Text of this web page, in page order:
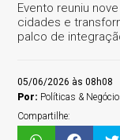
Evento reuniu
cidades e
palco de
05/06/2026 às 08h08
Por: Políticas &
Compartilhe: